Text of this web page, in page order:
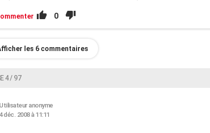
0
les 6 commentaires
4 / 97
Utilisateur anonyme
4 déc. 2008 à 11:11